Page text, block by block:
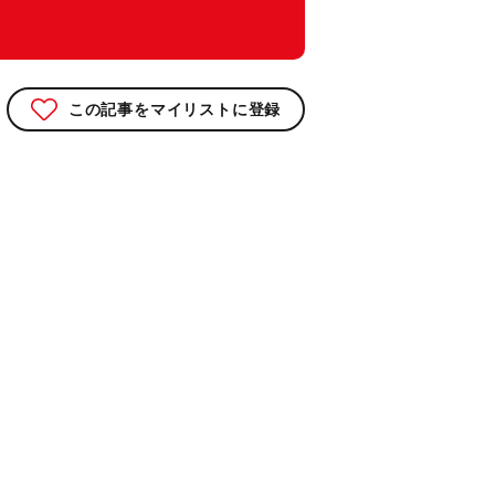
この記事をマイリストに登録